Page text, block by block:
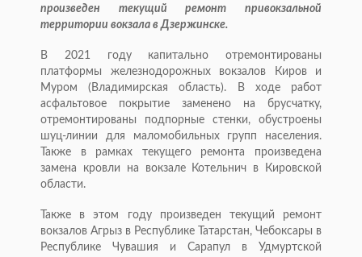
произведен текущий ремонт привокзальной
территории вокзала в Дзержинске.
В 2021 году капитально отремонтированы
платформы железнодорожных вокзалов Киров и
Муром (Владимирская область). В ходе работ
асфальтовое покрытие заменено на брусчатку,
отремонтированы подпорные стенки, обустроены
шуц-линии для маломобильных групп населения.
Также в рамках текущего ремонта произведена
замена кровли на вокзале Котельнич в Кировской
области.
Также в этом году произведен текущий ремонт
вокзалов Агрыз в Республике Татарстан, Чебоксары в
Республике Чувашия и Сарапул в Удмуртской